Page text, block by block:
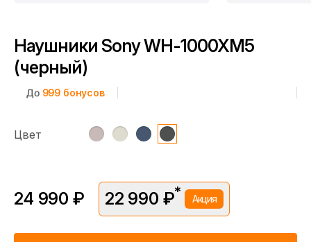
Наушники Sony WH-1000XM5
(черный)
До 999 бонусов
Цвет
24 990 ₽ 22 990 ₽* Акция
Цена без скидки —24 990 ₽. Подробности уточняйте у